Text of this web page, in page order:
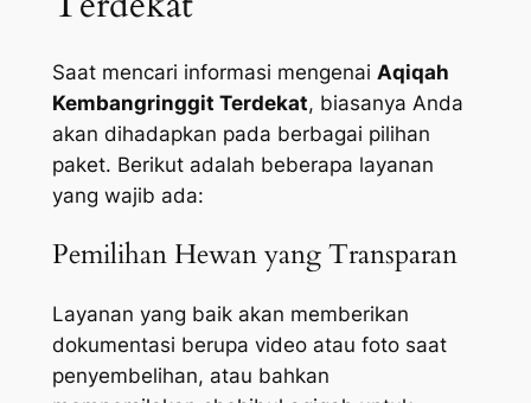
Saat mencari informasi mengenai Aqiqah
Kembangringgit Terdekat, biasanya Anda
akan dihadapkan pada berbagai pilihan
paket. Berikut adalah beberapa layanan
yang wajib ada:
Pemilihan Hewan yang Transparan
Layanan yang baik akan memberikan
dokumentasi berupa video atau foto saat
penyembelihan, atau bahkan